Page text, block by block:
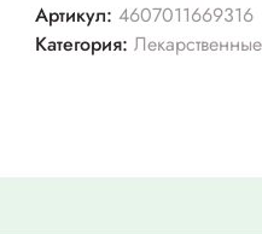
жир
гель-
Артикул: 4607011669316
Категория: